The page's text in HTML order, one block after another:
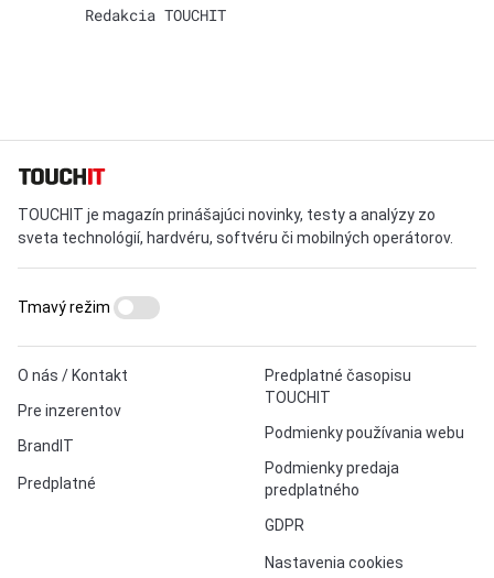
Redakcia TOUCHIT
TOUCHIT je magazín prinášajúci novinky, testy a analýzy zo
sveta technológií, hardvéru, softvéru či mobilných operátorov.
O nás / Kontakt
Pre inzerentov
BrandIT
Predplatné
Predplatné časopisu
TOUCHIT
Podmienky používania webu
Podmienky predaja
predplatného
GDPR
Nastavenia cookies
Tmavý režim